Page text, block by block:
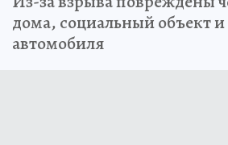
дома, социальный объект
автомобиля